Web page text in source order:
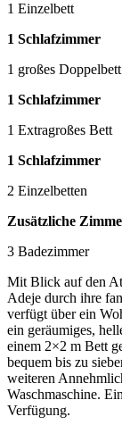
1 Einzelbett
1 Schlafzimmer
1 großes Doppelbett
1 Schlafzimmer
1 Extragroßes Bett
1 Schlafzimmer
2 Einzelbetten
Zusätzliche
3 Badezimmer
Mit Blick auf den
Adeje durch ihre
verfügt über ein
ein geräumiges,
einem 2×2 m Bett
bequem bis zu
weiteren
Waschmaschine.
Verfügung.